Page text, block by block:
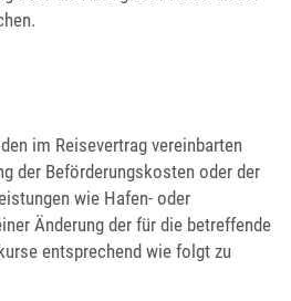
im Reisevertrag vereinbarten
der Beförderungskosten oder der
wie Hafen- oder
Änderung der für die betreffende
entsprechend wie folgt zu